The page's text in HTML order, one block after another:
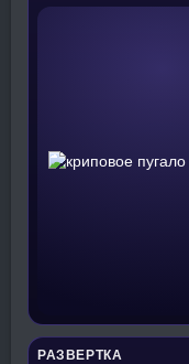
РАЗВЕРТКА